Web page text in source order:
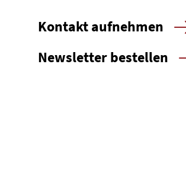
Kontakt aufnehmen
Newsletter bestellen